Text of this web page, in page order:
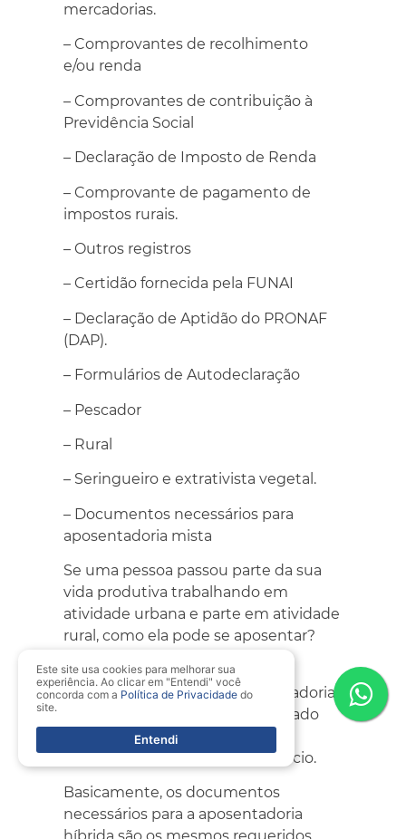
mercadorias.
– Comprovantes de recolhimento
e/ou renda
– Comprovantes de contribuição à
Previdência Social
– Declaração de Imposto de Renda
– Comprovante de pagamento de
impostos rurais.
– Outros registros
– Certidão fornecida pela FUNAI
– Declaração de Aptidão do PRONAF
(DAP).
– Formulários de Autodeclaração
– Pescador
– Rural
– Seringueiro e extrativista vegetal.
– Documentos necessários para
aposentadoria mista
Se uma pessoa passou parte da sua
vida produtiva trabalhando em
atividade urbana e parte em atividade
rural, como ela pode se aposentar?
Neste caso, o contribuinte se
enquadra na chamada aposentadoria
mista ou híbrida. Assim, o segurado
pode somar as contribuições e
requisitos para solicitar o benefício.
Basicamente, os documentos
necessários para a aposentadoria
Este site usa cookies para melhorar sua
experiência. Ao clicar em "Entendi" você
concorda com a Política de Privacidade do
site.
Entendi